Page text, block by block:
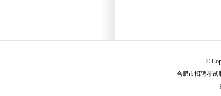
©
合肥市招聘考试